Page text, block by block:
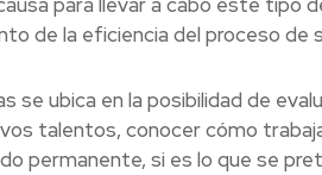
de la eficiencia del proceso de
se ubica en la posibilidad de
talentos, conocer cómo
permanente, si es lo que se